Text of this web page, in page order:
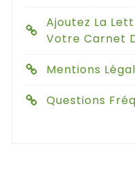
Ajoutez La
Votre Carnet
Mentions
Questions